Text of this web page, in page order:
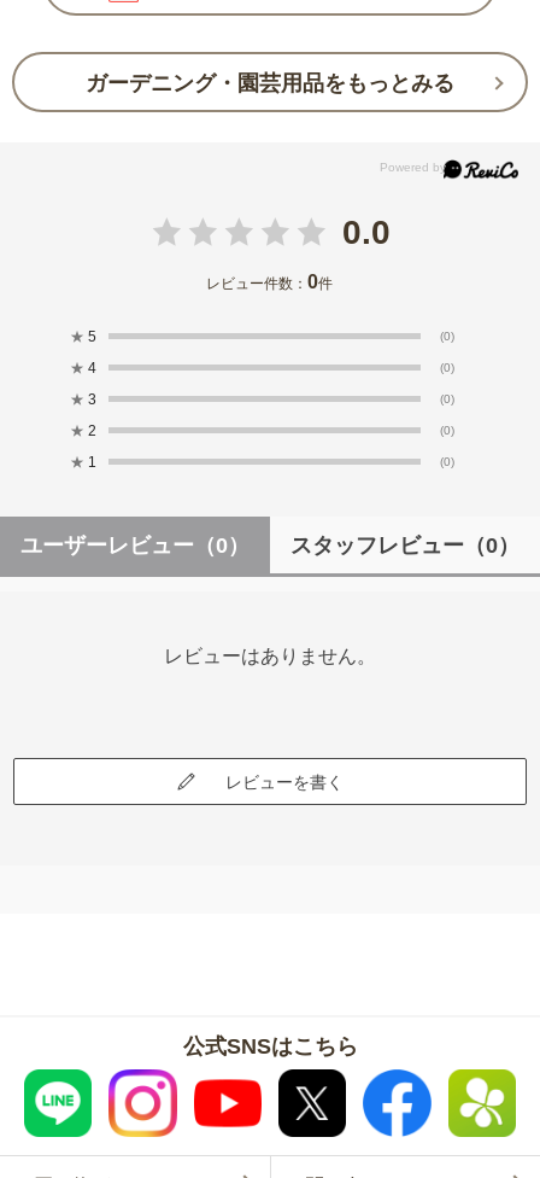
ガーデニング・園芸用品をもっとみる
0.0
レビュー件数：0件
★ 5 (0)
★ 4 (0)
★ 3 (0)
★ 2 (0)
★ 1 (0)
ユーザーレビュー （0） スタッフレビュー （0）
レビューはありません。
レビューを書く
公式SNSはこちら